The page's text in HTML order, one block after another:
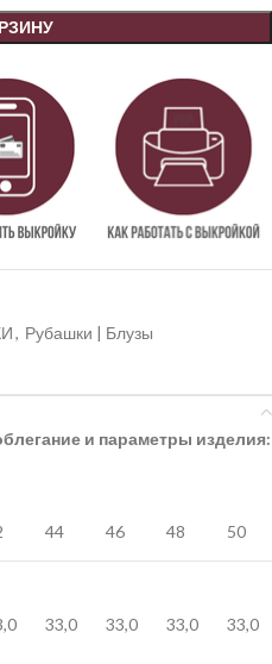
, Рубашки | Блузы
и параметры изделия:
44 46 48 50
33,0 33,0 33,0 33,0